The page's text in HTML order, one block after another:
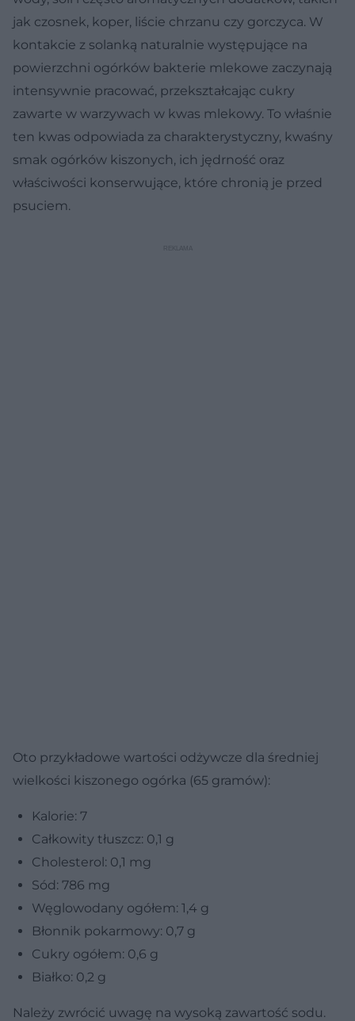
jak czosnek, koper, liście chrzanu czy gorczyca. W
kontakcie z solanką naturalnie występujące na
powierzchni ogórków bakterie mlekowe zaczynają
intensywnie pracować, przekształcając cukry
zawarte w warzywach w kwas mlekowy. To właśnie
ten kwas odpowiada za charakterystyczny, kwaśny
smak ogórków kiszonych, ich jędrność oraz
właściwości konserwujące, które chronią je przed
psuciem.
Oto przykładowe wartości odżywcze dla średniej
wielkości kiszonego ogórka (65 gramów):
Kalorie: 7
Całkowity tłuszcz: 0,1 g
Cholesterol: 0,1 mg
Sód: 786 mg
Węglowodany ogółem: 1,4 g
Błonnik pokarmowy: 0,7 g
Cukry ogółem: 0,6 g
Białko: 0,2 g
Należy zwrócić uwagę na wysoką zawartość sodu.